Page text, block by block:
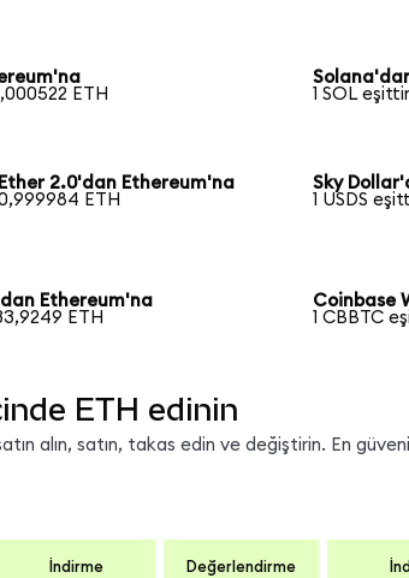
ETH
1 SOL
2.0'dan Ethereum'na
ETH
Sky
1 USDS
Ethereum'na
ETH
Coinbase
1 CBBTC
ETH edinin
alın, satın, takas edin ve değiştirin. En
İndirme Değerlendirme